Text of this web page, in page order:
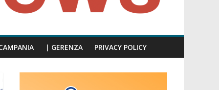
| GERENZA PRIVACY POLICY